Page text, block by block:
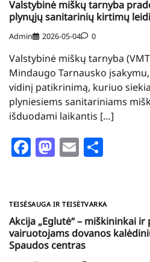
Valstybinė miškų tarnyba
plynųjų sanitarinių kirtimų
Admin 2026-05-04 0
Valstybinė miškų tarnyba
Mindaugo Tarnausko
vidinį patikrinimą, kuriuo
plyniesiems sanitariniams
išduodami laikantis […]
Facebook
Mastodon
Email
TEISĖSAUGA IR TEISĖTVARKA
Akcija „Eglutė“ – miškininkai
vairuotojams dovanos
Spaudos centras